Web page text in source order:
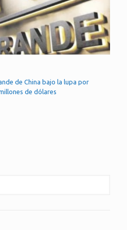
de China bajo la lupa por
de dólares